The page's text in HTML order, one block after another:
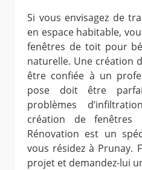
Si vous envisagez de
en espace habitable,
fenêtres de toit pour
naturelle. Une création
être confiée à un
pose doit être
problèmes
création de
Rénovation est un
vous résidez à Prunay.
projet et demandez-lui